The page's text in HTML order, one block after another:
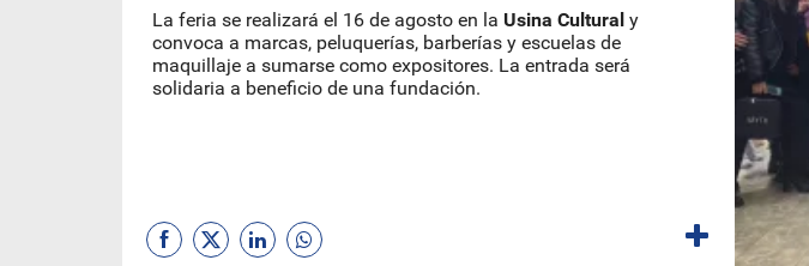
La feria se realizará el 16 de agosto en la Usina Cultural y
convoca a marcas, peluquerías, barberías y escuelas de
maquillaje a sumarse como expositores. La entrada será
solidaria a beneficio de una fundación.